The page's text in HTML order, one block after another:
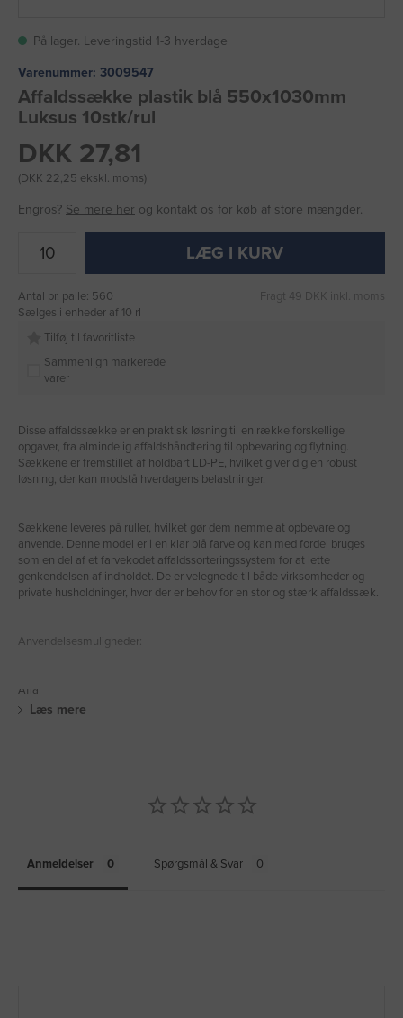
På lager. Leveringstid 1-3 hverdage
Varenummer: 3009547
Affaldssække plastik blå 550x1030mm
Luksus 10stk/rul
DKK 27,81
(DKK 22,25 ekskl. moms)
Engros? Se mere her og kontakt os for køb af store mængder.
LÆG I KURV
Antal pr. palle: 560
Sælges i enheder af 10 rl
Fragt 49 DKK inkl. moms
Tilføj til favoritliste
Sammenlign markerede
varer
Disse affaldssække er en praktisk løsning til en række forskellige
opgaver, fra almindelig affaldshåndtering til opbevaring og flytning.
Sækkene er fremstillet af holdbart LD-PE, hvilket giver dig en robust
løsning, der kan modstå hverdagens belastninger.
Sækkene leveres på ruller, hvilket gør dem nemme at opbevare og
anvende. Denne model er i en klar blå farve og kan med fordel bruges
som en del af et farvekodet affaldssorteringssystem for at lette
genkendelsen af indholdet. De er velegnede til både virksomheder og
private husholdninger, hvor der er behov for en stor og stærk affaldssæk.
Anvendelsesmuligheder:
Affa
Læs mere
Anmeldelser Spørgsmål & Svar